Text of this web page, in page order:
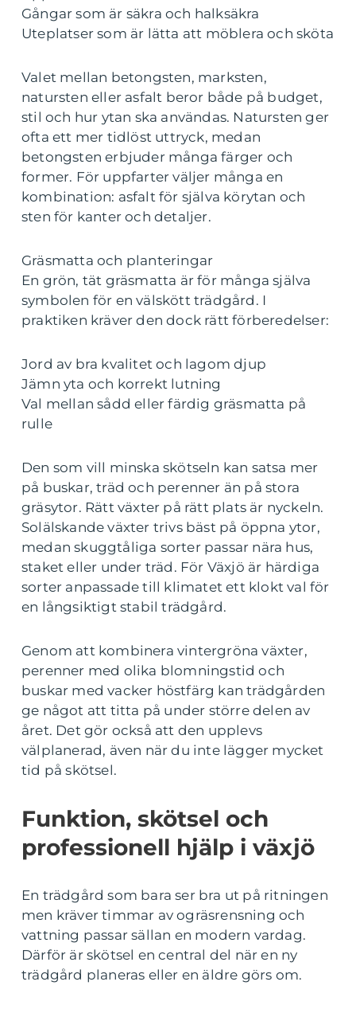
Gångar som är säkra och halksäkra
Uteplatser som är lätta att möblera och sköta
Valet mellan betongsten, marksten,
natursten eller asfalt beror både på budget,
stil och hur ytan ska användas. Natursten ger
ofta ett mer tidlöst uttryck, medan
betongsten erbjuder många färger och
former. För uppfarter väljer många en
kombination: asfalt för själva körytan och
sten för kanter och detaljer.
Gräsmatta och planteringar
En grön, tät gräsmatta är för många själva
symbolen för en välskött trädgård. I
praktiken kräver den dock rätt förberedelser:
Jord av bra kvalitet och lagom djup
Jämn yta och korrekt lutning
Val mellan sådd eller färdig gräsmatta på
rulle
Den som vill minska skötseln kan satsa mer
på buskar, träd och perenner än på stora
gräsytor. Rätt växter på rätt plats är nyckeln.
Solälskande växter trivs bäst på öppna ytor,
medan skuggtåliga sorter passar nära hus,
staket eller under träd. För Växjö är härdiga
sorter anpassade till klimatet ett klokt val för
en långsiktigt stabil trädgård.
Genom att kombinera vintergröna växter,
perenner med olika blomningstid och
buskar med vacker höstfärg kan trädgården
ge något att titta på under större delen av
året. Det gör också att den upplevs
välplanerad, även när du inte lägger mycket
tid på skötsel.
Funktion, skötsel och
professionell hjälp i växjö
En trädgård som bara ser bra ut på ritningen
men kräver timmar av ogräsrensning och
vattning passar sällan en modern vardag.
Därför är skötsel en central del när en ny
trädgård planeras eller en äldre görs om.